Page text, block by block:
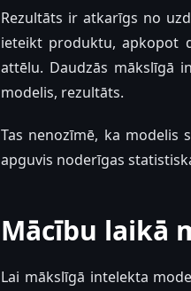
Rezultāts ir atkarīgs no
ieteikt produktu, apkopot
attēlu. Daudzās mākslīgā
modelis, rezultāts.
Tas nenozīmē, ka modelis
apguvis noderīgas
Mācību laikā
Lai mākslīgā intelekta